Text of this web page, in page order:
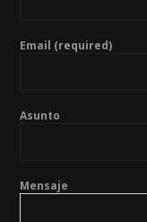
Email (required)
Asunto
Mensaje